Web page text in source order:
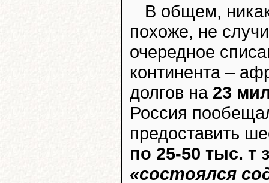
В общем,
похоже, не
очередное
континента –
долгов на 23
Россия
предоставить
по 25-50 тыс. т
«состоялся